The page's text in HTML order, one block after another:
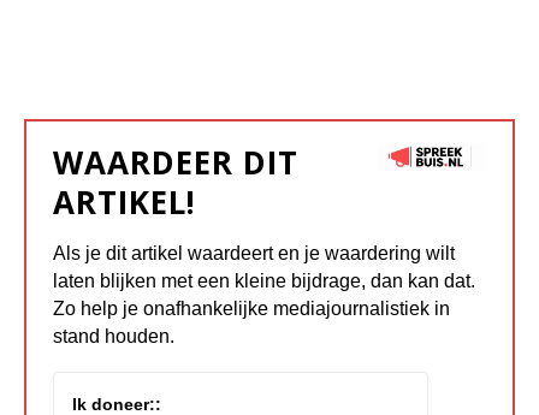
WAARDEER DIT
ARTIKEL!
Als je dit artikel waardeert en je waardering wilt
laten blijken met een kleine bijdrage, dan kan dat.
Zo help je onafhankelijke mediajournalistiek in
stand houden.
Ik doneer::